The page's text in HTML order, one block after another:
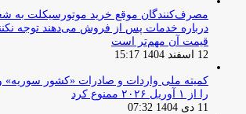
مصرف‌کنندگان موقع خرید موتورسیکلت به
درباره خدمات پس از فروش می‌دهند توجه
قیمت آن مهم‌تر است
12 اسفند 1404 15:17
کمیته ملی واردات و صادرات «کشور سوریه»
را از ۱ آوریل ۲۰۲۶ ممنوع کرد
11 دی 1404 07:32